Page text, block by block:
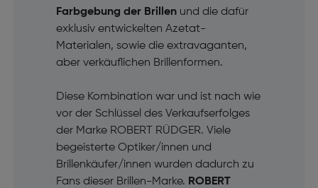
Farbgebung der Brillenund die dafür
exklusiv entwickelten Azetat-
Materialen, sowie die extravaganten,
aber verkäuflichen Brillenformen.
Diese Kombination war und ist nach wie
vor der Schlüssel des Verkaufserfolges
der Marke ROBERT RÜDGER. Viele
begeisterte Optiker/innen und
Brillenkäufer/innen wurden dadurch zu
Fans dieser Brillen-Marke. ROBERT